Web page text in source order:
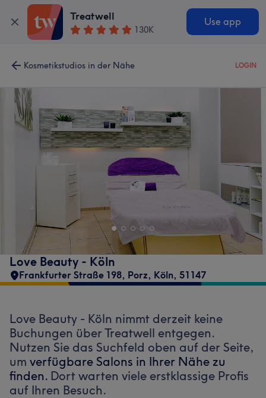
Treatwell
130K
Use app
Kosmetikstudios in der Nähe LOGIN
Love Beauty - Köln
Frankfurter Straße 198, Porz, Köln, 51147
Love Beauty - Köln nimmt derzeit keine
Buchungen über Treatwell entgegen.
Nutzen Sie das Suchfeld oben auf der Seite,
um verfügbare Salons in Ihrer Nähe zu
finden. Dort warten viele erstklassige Profis
auf Ihren Besuch.